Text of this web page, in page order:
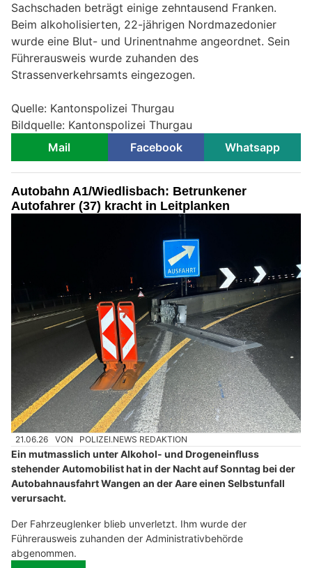
Sachschaden beträgt einige zehntausend Franken.
Beim alkoholisierten, 22-jährigen Nordmazedonier
wurde eine Blut- und Urinentnahme angeordnet. Sein
Führerausweis wurde zuhanden des
Strassenverkehrsamts eingezogen.
Quelle: Kantonspolizei Thurgau
Bildquelle: Kantonspolizei Thurgau
Mail
Facebook Whatsapp
Autobahn A1/Wiedlisbach: Betrunkener
Autofahrer (37) kracht in Leitplanken
21.06.26 VON POLIZEI.NEWS REDAKTION
Ein mutmasslich unter Alkohol- und Drogeneinfluss
stehender Automobilist hat in der Nacht auf Sonntag bei der
Autobahnausfahrt Wangen an der Aare einen Selbstunfall
verursacht.
Der Fahrzeuglenker blieb unverletzt. Ihm wurde der
Führerausweis zuhanden der Administrativbehörde
abgenommen.